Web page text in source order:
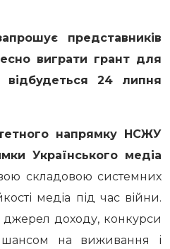
представників
виграти грант для
відбудеться 24 липня
напрямку НСЖУ
Українського медіа
складовою системних
медіа під час війни.
джерел доходу, конкурси
шансом на виживання і